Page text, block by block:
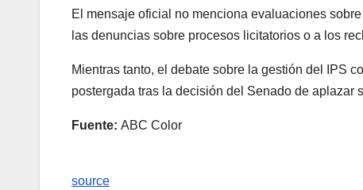
El mensaje oficial no menciona evaluaciones
las denuncias sobre procesos licitatorios o a los
Mientras tanto, el debate sobre la gestión del IPS
postergada tras la decisión del Senado de aplazar
Fuente: ABC Color
source